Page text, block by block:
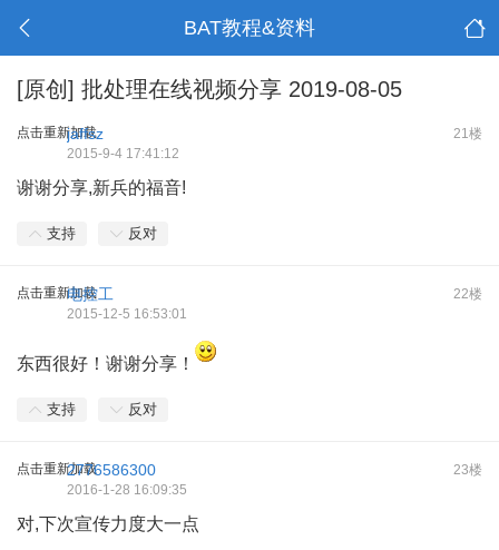
BAT教程&资料
[原创] 批处理在线视频分享 2019-08-05
点击重新加载 21楼
jaffsz
2015-9-4 17:41:12
谢谢分享,新兵的福音!
支持 反对
点击重新加载 22楼
电控工
2015-12-5 16:53:01
东西很好！谢谢分享！
支持 反对
点击重新加载 23楼
2776586300
2016-1-28 16:09:35
对,下次宣传力度大一点